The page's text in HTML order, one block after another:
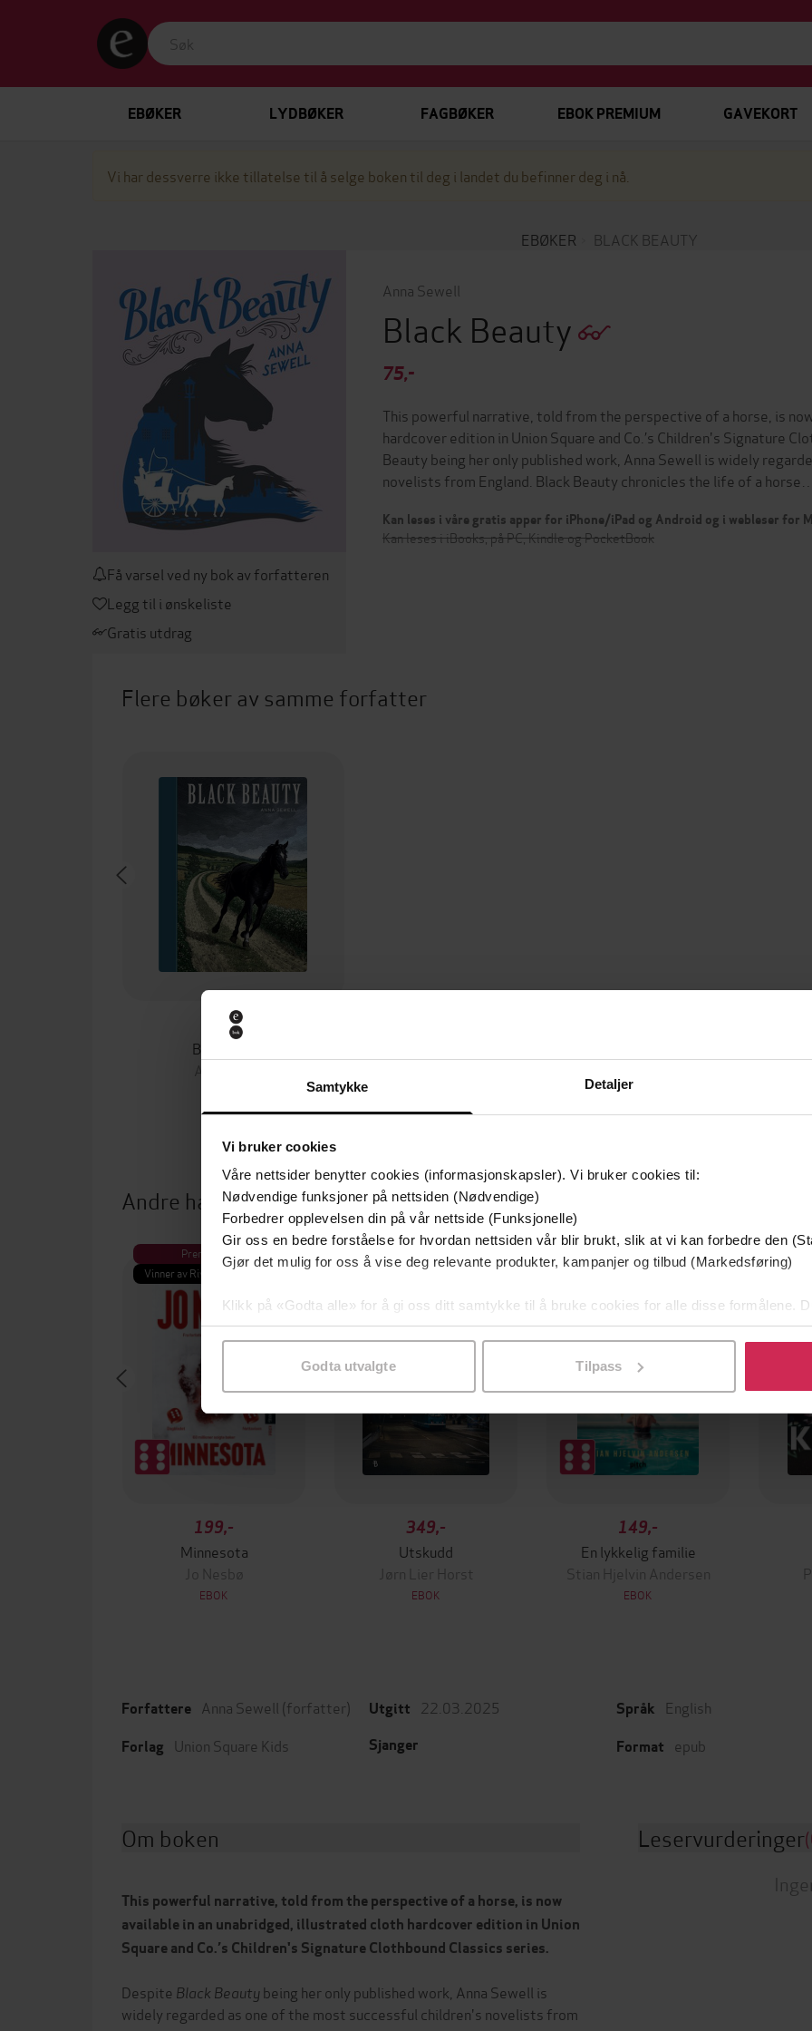
Samtykke Detaljer
Vi bruker cookies
Våre nettsider benytter cookies (informasjonskapsler). Vi bruker cookies til:
Nødvendige funksjoner på nettsiden (Nødvendige)
Forbedrer opplevelsen din på vår nettside (Funksjonelle)
Gir oss en bedre forståelse for hvordan nettsiden vår blir brukt, slik at vi kan forbedre den
Gjør det mulig for oss å vise deg relevante produkter, kampanjer og tilbud (Markedsføring)
Klikk på «Godta alle» for å gi oss ditt samtykke til å bruke cookies for alle disse formålene.
samtykke til spesifikke formål ved å klikke på «Tilpass». Du kan når som helst trekke
Godta utvalgte Tilpass
EBØKER LYDBØKER FAGBØKER EBOK PREMIUM GAVEKORT
Vi har dessverre ikke tillatelse til å selge boken til deg i landet du befinner deg i nå.
EBØKER BLACK BEAUTY
Få varsel ved ny bok av forfatteren
Legg til i ønskeliste
Gratis utdrag
Anna Sewell
Black Beauty
75,-
This powerful narrative, told from the perspective of a horse, is
hardcover edition in Union Square and Co.’s Children's Signature
Beauty being her only published work, Anna Sewell is widely
novelists from England. Black Beauty chronicles the life of a
Kan leses i våre gratis apper for iPhone/iPad og Android og i webleser for
Kan leses i iBooks, på PC, Kindle og PocketBook
Flere bøker av samme forfatter
55,-
Black Beauty
Anna Sewell
Andre har også kjøpt
Premium
Vinner av Rivertonprisen
199,-
Minnesota
Jo Nesbø
EBOK
Første gang på tilbud
349,-
Utskudd
Jørn Lier Horst
EBOK
149,-
En lykkelig familie
Stian Hjelvin Andersen
EBOK
Forfattere Anna Sewell (forfatter)
Forlag Union Square Kids
Utgitt 22.03.2025
Sjanger
Språk English
Format epub
Om boken
This powerful narrative, told from the perspective of a horse, is now
available in an unabridged, illustrated cloth hardcover edition in Union
Square and Co.’s Children's Signature Clothbound Classics series.
Despite Black Beautybeing her only published work, Anna Sewell is
widely regarded as one of the most successful children's novelists from
Leservurderinger